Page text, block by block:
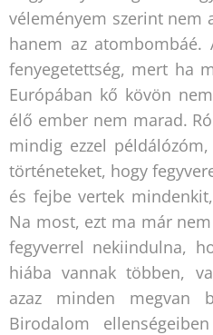
véleményem szerint nem
hanem az atombombáé.
fenyegetettség, mert ha
Európában kő kövön
élő ember nem marad.
mindig ezzel
történeteket, hogy
és fejbe vertek
Na most, ezt ma már
fegyverrel nekiindulna,
hiába vannak többen,
azaz minden megvan
Birodalom